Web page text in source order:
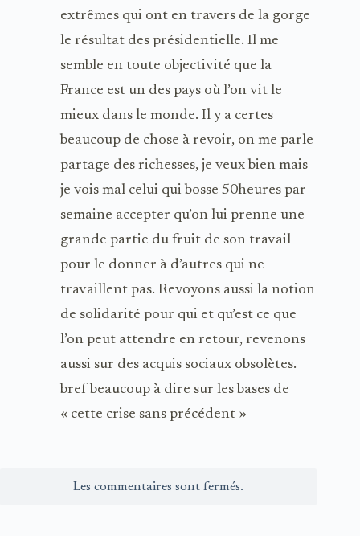
extrêmes qui ont en travers de la gorge
le résultat des présidentielle. Il me
semble en toute objectivité que la
France est un des pays où l’on vit le
mieux dans le monde. Il y a certes
beaucoup de chose à revoir, on me parle
partage des richesses, je veux bien mais
je vois mal celui qui bosse 50heures par
semaine accepter qu’on lui prenne une
grande partie du fruit de son travail
pour le donner à d’autres qui ne
travaillent pas. Revoyons aussi la notion
de solidarité pour qui et qu’est ce que
l’on peut attendre en retour, revenons
aussi sur des acquis sociaux obsolètes.
bref beaucoup à dire sur les bases de
« cette crise sans précédent »
Les commentaires sont fermés.